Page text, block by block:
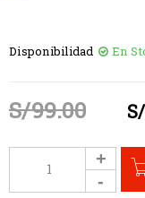
Disponibilidad En
S/99.00 S/